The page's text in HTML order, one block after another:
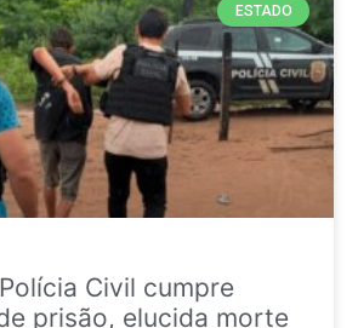
ESTADO
Civil cumpre
prisão, elucida morte